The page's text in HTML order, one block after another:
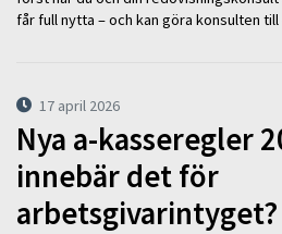
får full nytta – och kan göra konsulten
17 april 2026
Nya a-kasseregler
innebär det för
arbetsgivarintyget?